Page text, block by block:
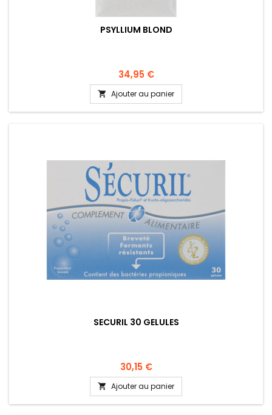
PSYLLIUM BLOND
34,95 €
 Ajouter au panier
SECURIL 30 GELULES
30,15 €
 Ajouter au panier